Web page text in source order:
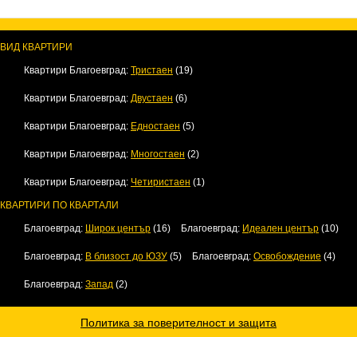
ВИД КВАРТИРИ
Квартири Благоевград: Тристаен (19)
Квартири Благоевград: Двустаен (6)
Квартири Благоевград: Едностаен (5)
Квартири Благоевград: Многостаен (2)
Квартири Благоевград: Четиристаен (1)
КВАРТИРИ ПО КВАРТАЛИ
Благоевград: Широк център (16) Благоевград: Идеален център (10)
Благоевград: В близост до ЮЗУ (5) Благоевград: Освобождение (4)
Благоевград: Запад (2)
Политика за поверителност и защита